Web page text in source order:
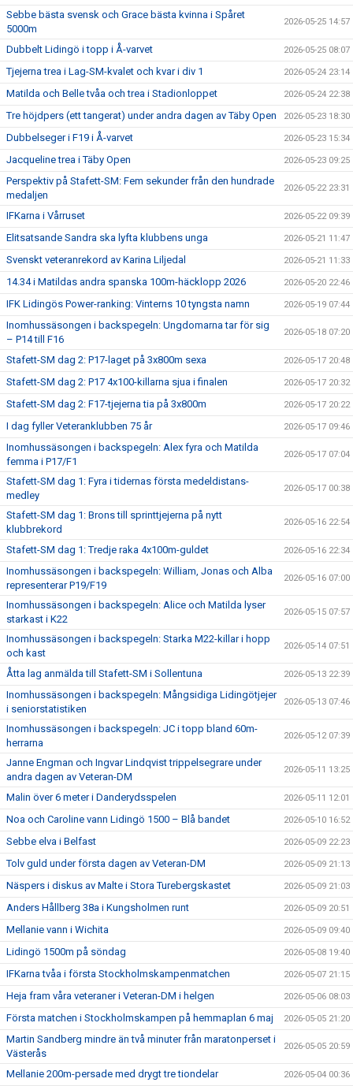
Sebbe bästa svensk och Grace bästa kvinna i Spåret
5000m
2026-05-25 14:57
Dubbelt Lidingö i topp i Å-varvet 2026-05-25 08:07
Tjejerna trea i Lag-SM-kvalet och kvar i div 1 2026-05-24 23:14
Matilda och Belle tvåa och trea i Stadionloppet 2026-05-24 22:38
Tre höjdpers (ett tangerat) under andra dagen av Täby Open 2026-05-23 18:30
Dubbelseger i F19 i Å-varvet 2026-05-23 15:34
Jacqueline trea i Täby Open 2026-05-23 09:25
Perspektiv på Stafett-SM: Fem sekunder från den hundrade
medaljen
2026-05-22 23:31
IFKarna i Vårruset 2026-05-22 09:39
Elitsatsande Sandra ska lyfta klubbens unga 2026-05-21 11:47
Svenskt veteranrekord av Karina Liljedal 2026-05-21 11:33
14.34 i Matildas andra spanska 100m-häcklopp 2026 2026-05-20 22:46
IFK Lidingös Power-ranking: Vinterns 10 tyngsta namn 2026-05-19 07:44
Inomhussäsongen i backspegeln: Ungdomarna tar för sig
– P14 till F16
2026-05-18 07:20
Stafett-SM dag 2: P17-laget på 3x800m sexa 2026-05-17 20:48
Stafett-SM dag 2: P17 4x100-killarna sjua i finalen 2026-05-17 20:32
Stafett-SM dag 2: F17-tjejerna tia på 3x800m 2026-05-17 20:22
I dag fyller Veteranklubben 75 år 2026-05-17 09:46
Inomhussäsongen i backspegeln: Alex fyra och Matilda
femma i P17/F1
2026-05-17 07:04
Stafett-SM dag 1: Fyra i tidernas första medeldistans-
medley
2026-05-17 00:38
Stafett-SM dag 1: Brons till sprinttjejerna på nytt
klubbrekord
2026-05-16 22:54
Stafett-SM dag 1: Tredje raka 4x100m-guldet 2026-05-16 22:34
Inomhussäsongen i backspegeln: William, Jonas och Alba
representerar P19/F19
2026-05-16 07:00
Inomhussäsongen i backspegeln: Alice och Matilda lyser
starkast i K22
2026-05-15 07:57
Inomhussäsongen i backspegeln: Starka M22-killar i hopp
och kast
2026-05-14 07:51
Åtta lag anmälda till Stafett-SM i Sollentuna 2026-05-13 22:39
Inomhussäsongen i backspegeln: Mångsidiga Lidingötjejer
i seniorstatistiken
2026-05-13 07:46
Inomhussäsongen i backspegeln: JC i topp bland 60m-
herrarna
2026-05-12 07:39
Janne Engman och Ingvar Lindqvist trippelsegrare under
andra dagen av Veteran-DM
2026-05-11 13:25
Malin över 6 meter i Danderydsspelen 2026-05-11 12:01
Noa och Caroline vann Lidingö 1500 – Blå bandet 2026-05-10 16:52
Sebbe elva i Belfast 2026-05-09 22:23
Tolv guld under första dagen av Veteran-DM 2026-05-09 21:13
Näspers i diskus av Malte i Stora Turebergskastet 2026-05-09 21:03
Anders Hållberg 38a i Kungsholmen runt 2026-05-09 20:51
Mellanie vann i Wichita 2026-05-09 09:40
Lidingö 1500m på söndag 2026-05-08 19:40
IFKarna tvåa i första Stockholmskampenmatchen 2026-05-07 21:15
Heja fram våra veteraner i Veteran-DM i helgen 2026-05-06 08:03
Första matchen i Stockholmskampen på hemmaplan 6 maj 2026-05-05 21:20
Martin Sandberg mindre än två minuter från maratonperset i
Västerås
2026-05-05 20:59
Mellanie 200m-persade med drygt tre tiondelar 2026-05-04 00:36